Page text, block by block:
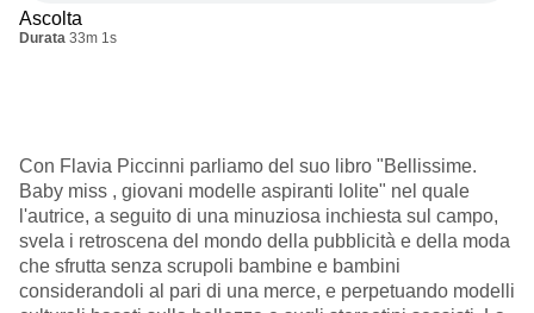
Ascolta
Durata 33m 1s
Con Flavia Piccinni parliamo del suo libro "Bellissime.
Baby miss , giovani modelle aspiranti lolite" nel quale
l'autrice, a seguito di una minuziosa inchiesta sul campo,
svela i retroscena del mondo della pubblicità e della moda
che sfrutta senza scrupoli bambine e bambini
considerandoli al pari di una merce, e perpetuando modelli